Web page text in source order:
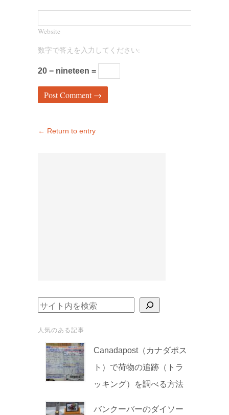
Website
数字で答えを入力してください:
20 − nineteen =
← Return to entry
検索
人気のある記事
Canadapost（カナダポス
ト）で荷物の追跡（トラ
ッキング）を調べる方法
バンクーバーのダイソー